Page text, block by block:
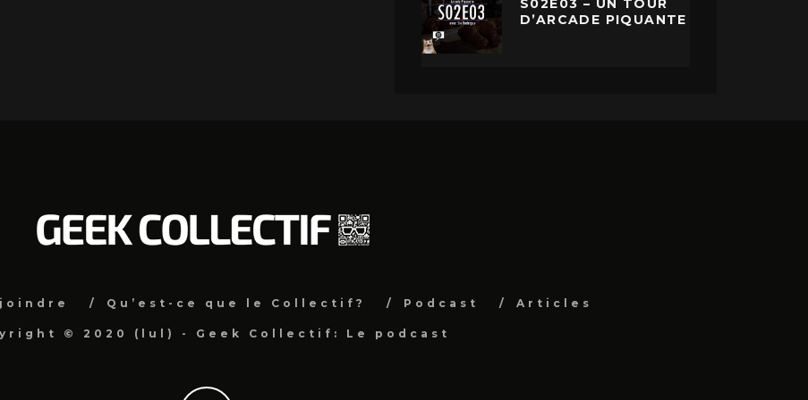
S02E03 – UN TOUR
D’ARCADE PIQUANTE
Qu’est-ce que le Collectif? Podcast Articles
© 2020 (lul) - Geek Collectif: Le podcast